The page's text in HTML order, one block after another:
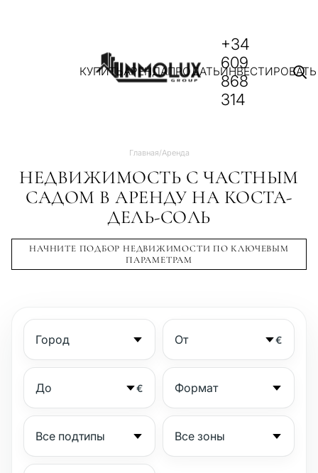
КУПИТЬАРЕНДАПРОДАТЬИНВЕСТИРОВАТЬ
+34
609
868
314
Главная/Аренда
НЕДВИЖИМОСТЬ С ЧАСТНЫМ
САДОМ В АРЕНДУ НА КОСТА-
ДЕЛЬ-СОЛЬ
НАЧНИТЕ ПОДБОР НЕДВИЖИМОСТИ ПО КЛЮЧЕВЫМ
ПАРАМЕТРАМ
€
€